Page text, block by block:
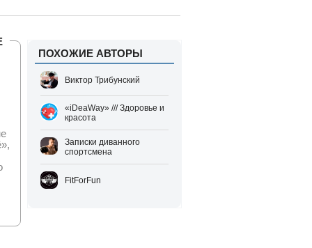
ПОХОЖИЕ АВТОРЫ
Виктор Трибунский
«iDeaWay» /// Здоровье и
красота
Записки диванного
спортсмена
FitForFun